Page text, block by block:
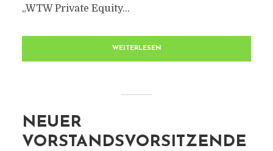
„WTW Private Equity...
WEITERLESEN
NEUER
VORSTANDSVORSITZENDE